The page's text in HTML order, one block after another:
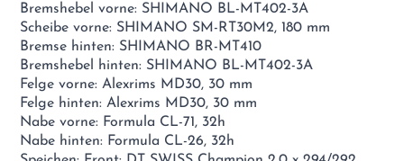
Bremshebel vorne: SHIMANO BL-MT402-3A
Scheibe vorne: SHIMANO SM-RT30M2, 180 mm
Bremse hinten: SHIMANO BR-MT410
Bremshebel hinten: SHIMANO BL-MT402-3A
Felge vorne: Alexrims MD30, 30 mm
Felge hinten: Alexrims MD30, 30 mm
Nabe vorne: Formula CL-71, 32h
Nabe hinten: Formula CL-26, 32h